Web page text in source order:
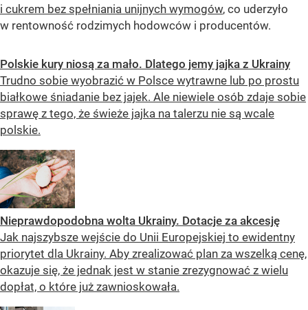
i cukrem bez spełniania unijnych wymogów, co uderzyło
w rentowność rodzimych hodowców i producentów.
Polskie kury niosą za mało. Dlatego jemy jajka z Ukrainy
Trudno sobie wyobrazić w Polsce wytrawne lub po prostu
białkowe śniadanie bez jajek. Ale niewiele osób zdaje sobie
sprawę z tego, że świeże jajka na talerzu nie są wcale
polskie.
Nieprawdopodobna wolta Ukrainy. Dotacje za akcesję
Jak najszybsze wejście do Unii Europejskiej to ewidentny
priorytet dla Ukrainy. Aby zrealizować plan za wszelką cenę,
okazuje się, że jednak jest w stanie zrezygnować z wielu
dopłat, o które już zawnioskowała.